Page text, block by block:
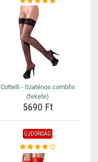
Cottelli - Szaténos combfix
(fekete)
5690 Ft
ÚJDONSÁG